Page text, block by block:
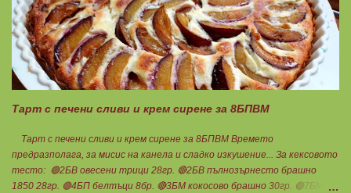
въглехидрат. Нека да ни е вкусно заедно! Споделено от Петя Чанева
Тарт с печени сливи и крем сирене за 8БПВМ
Тарт с печени сливи и крем сирене за 8БПВМ Времето
предразполага, за мисис на канела и сладко изкушение... За кексовото
тесто: 🟢2БВ овесени трици 28гр. 🔴2БВ пълнозърнесто брашно
1850 28гр. 🟢4БП белтъци 8бр. 🔴3БМ кокосово брашно 30гр. 🟢7БМ